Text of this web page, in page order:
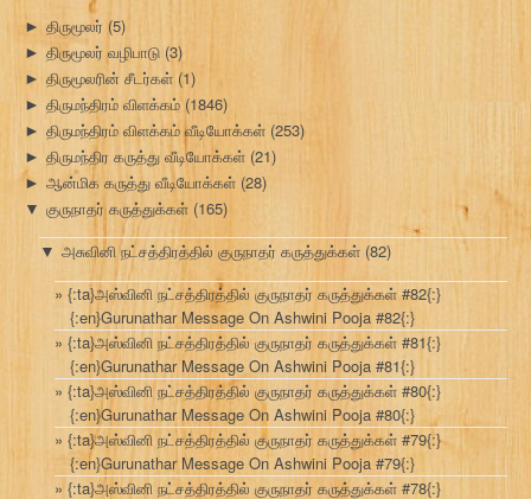
► திருமூலர் (5)
► திருமூலர் வழிபாடு (3)
► திருமூலரின் சீடர்கள் (1)
► திருமந்திரம் விளக்கம் (1846)
► திருமந்திரம் விளக்கம் வீடியோக்கள் (253)
► திருமந்திர கருத்து வீடியோக்கள் (21)
► ஆன்மிக கருத்து வீடியோக்கள் (28)
▼ குருநாதர் கருத்துக்கள் (165)
▼ அசுவினி நட்சத்திரத்தில் குருநாதர் கருத்துக்கள் (82)
{:ta}அஸ்வினி நட்சத்திரத்தில் குருநாதர் கருத்துக்கள் #82{:}
{:en}Gurunathar Message On Ashwini Pooja #82{:}
{:ta}அஸ்வினி நட்சத்திரத்தில் குருநாதர் கருத்துக்கள் #81{:}
{:en}Gurunathar Message On Ashwini Pooja #81{:}
{:ta}அஸ்வினி நட்சத்திரத்தில் குருநாதர் கருத்துக்கள் #80{:}
{:en}Gurunathar Message On Ashwini Pooja #80{:}
{:ta}அஸ்வினி நட்சத்திரத்தில் குருநாதர் கருத்துக்கள் #79{:}
{:en}Gurunathar Message On Ashwini Pooja #79{:}
{:ta}அஸ்வினி நட்சத்திரத்தில் குருநாதர் கருத்துக்கள் #78{:}